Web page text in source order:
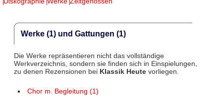
Werke (1) und Gattungen (1)
Die Werke repräsentieren nicht das vollständige
Werkverzeichnis, sondern sie finden sich in Einspielungen,
zu denen Rezensionen bei Klassik Heutevorliegen.
Chor m. Begleitung (1)